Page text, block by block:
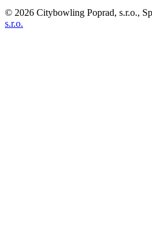
© 2026 Citybowling Poprad, s.r.o.,
s.r.o.